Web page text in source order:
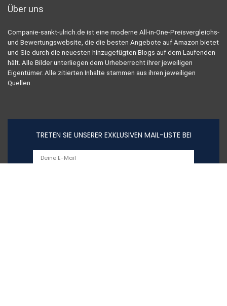
Über uns
Companie-sankt-ulrich.de ist eine moderne All-in-One-Preisvergleichs-
und Bewertungswebsite, die die besten Angebote auf Amazon bietet
und Sie durch die neuesten hinzugefügten Blogs auf dem Laufenden
hält. Alle Bilder unterliegen dem Urheberrecht ihrer jeweiligen
Eigentümer. Alle zitierten Inhalte stammen aus ihren jeweiligen
Quellen.
TRETEN SIE UNSERER EXKLUSIVEN MAIL-LISTE BEI